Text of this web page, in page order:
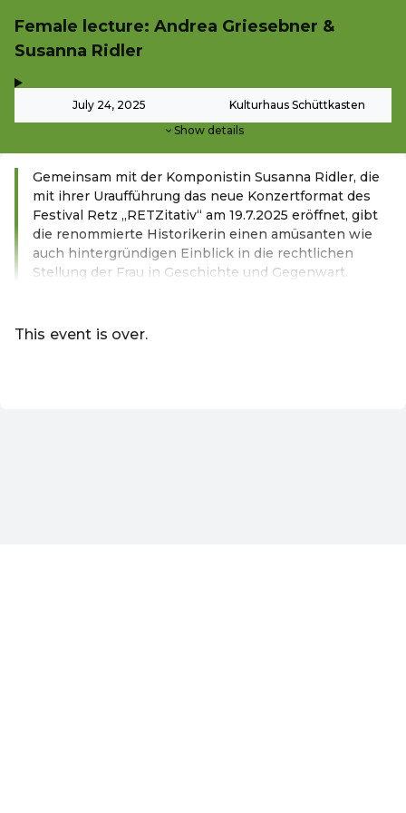
Female lecture: Andrea Griesebner &
Susanna Ridler
July 24, 2025 Kulturhaus Schüttkasten
Show details
Gemeinsam mit der Komponistin Susanna Ridler, die
mit ihrer Uraufführung das neue Konzertformat des
Festival Retz „RETZitativ“ am 19.7.2025 eröffnet, gibt
die renommierte Historikerin einen amüsanten wie
auch hintergründigen Einblick in die rechtlichen
Stellung der Frau in Geschichte und Gegenwart.
This event is over.